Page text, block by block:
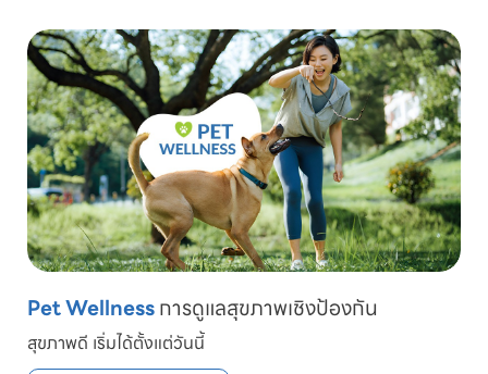
Pet Wellnessการดูแลสุขภาพเชิงป้องกัน
สุขภาพดี เริ่มได้ตั้งแต่วันนี้